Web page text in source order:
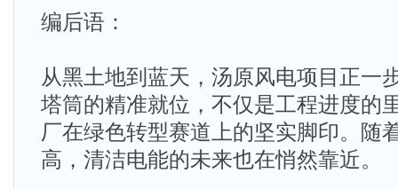
编后语：​
从黑土地到蓝天，汤原风电项目正一
塔筒的精准就位，不仅是工程进度的
厂在绿色转型赛道上的坚实脚印。随
高，清洁电能的未来也在悄然靠近。